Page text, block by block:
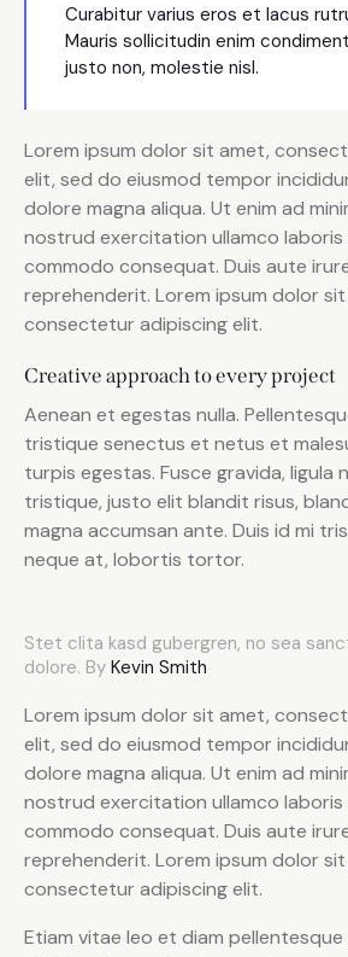
Curabitur varius eros et lacus
Mauris sollicitudin enim
justo non, molestie nisl.
Lorem ipsum dolor sit amet,
elit, sed do eiusmod tempor
dolore magna aliqua. Ut enim ad
nostrud exercitation ullamco laboris
commodo consequat. Duis aute
reprehenderit. Lorem ipsum dolor
consectetur adipiscing elit.
Creative approach to every project
Aenean et egestas nulla.
tristique senectus et netus et
turpis egestas. Fusce gravida, ligula
tristique, justo elit blandit risus,
magna accumsan ante. Duis id mi
neque at, lobortis tortor.
Stet clita kasd gubergren, no sea
dolore. By Kevin Smith
Lorem ipsum dolor sit amet,
elit, sed do eiusmod tempor
dolore magna aliqua. Ut enim ad
nostrud exercitation ullamco laboris
commodo consequat. Duis aute
reprehenderit. Lorem ipsum dolor
consectetur adipiscing elit.
Etiam vitae leo et diam